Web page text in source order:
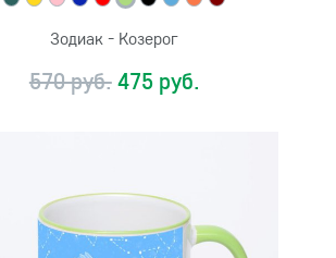
Зодиак - Козерог
570 руб.475 руб.